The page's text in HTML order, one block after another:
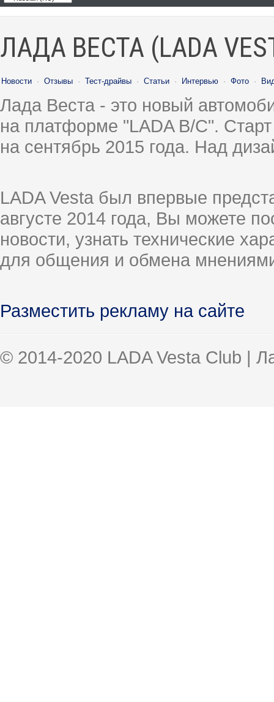
ЛАДА ВЕСТА (LADA
Новости · Отзывы · Тест-драйвы · Статьи · Интервью · Фото ·
Лада Веста - это новый
на платформе "LADA B/C".
на сентябрь 2015 года. Над
LADA Vesta был впервые
августе 2014 года, Вы можете
новости, узнать технические
для общения и обмена
Разместить рекламу на сайте
© 2014-2020 LADA Vesta Club |